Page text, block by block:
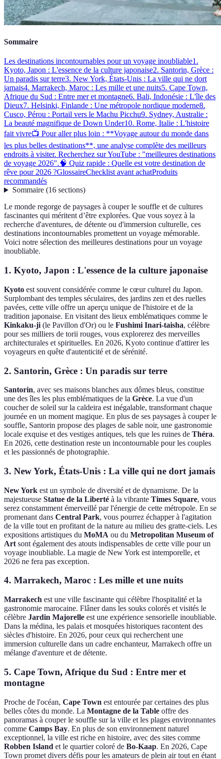
Sommaire
Les destinations incontournables pour un voyage inoubliable1.
Kyoto, Japon : L'essence de la culture japonaise2. Santorin, Grèce :
Un paradis sur terre3. New York, États-Unis : La ville qui ne dort
jamais4. Marrakech, Maroc : Les mille et une nuits5. Cape Town,
Afrique du Sud : Entre mer et montagne6. Bali, Indonésie : L'île des
Dieux7. Helsinki, Finlande : Une métropole nordique moderne8.
Cusco, Pérou : Portail vers le Machu Picchu9. Sydney, Australie :
La beauté magnifique de Down Under10. Rome, Italie : L'histoire
fait vivre📺 Pour aller plus loin : **Voyage autour du monde dans
les plus belles destinations**, une analyse complète des meilleurs
endroits à visiter. Recherchez sur YouTube : "meilleures destinations
de voyage 2026".🧠 Quiz rapide : Quelle est votre destination de
rêve pour 2026 ?GlossaireChecklist avant achatProduits
recommandés
Sommaire(16 sections)
Le monde regorge de paysages à couper le souffle et de cultures
fascinantes qui méritent d’être explorées. Que vous soyez à la
recherche d'aventures, de détente ou d'immersion culturelle, ces
destinations incontournables promettent un voyage mémorable.
Voici notre sélection des meilleures destinations pour un voyage
inoubliable.
1. Kyoto, Japon : L'essence de la culture japonaise
Kyoto est souvent considérée comme le cœur culturel du Japon.
Surplombant des temples séculaires, des jardins zen et des ruelles
pavées, cette ville offre un aperçu unique de l'histoire et de la
tradition japonaise. En visitant des lieux emblématiques comme le
Kinkaku-ji (le Pavillon d'Or) ou le Fushimi Inari-taisha, célèbre
pour ses milliers de torii rouges, vous explorerez des merveilles
architecturales et spirituelles. En 2026, Kyoto continue d'attirer les
voyageurs en quête d'autenticité et de sérénité.
2. Santorin, Grèce : Un paradis sur terre
Santorin, avec ses maisons blanches aux dômes bleus, constitue
une des îles les plus emblématiques de la Grèce. La vue d'un
coucher de soleil sur la caldeira est inégalable, transformant chaque
journée en un moment magique. En plus de ses paysages à couper le
souffle, Santorin propose des plages de sable noir, une gastronomie
locale exquise et des vestiges antiques, tels que les ruines de Théra.
En 2026, cette destination reste un incontournable pour les couples
et les passionnés de photographie.
3. New York, États-Unis : La ville qui ne dort jamais
New York est un symbole de diversité et de dynamisme. De la
majestueuse Statue de la Liberté à la vibrante Times Square, vous
serez constamment émerveillé par l'énergie de cette métropole. En se
promenant dans Central Park, vous pourrez échapper à l'agitation
de la ville tout en profitant de la nature au milieu des gratte-ciels. Les
expositions artistiques du MoMA ou du Metropolitan Museum of
Art sont également des atouts indispensables de cette ville pour un
voyage inoubliable. La magie de New York est intemporelle, et
2026 ne fera pas exception.
4. Marrakech, Maroc : Les mille et une nuits
Marrakech est une ville fascinante qui célèbre l'hospitalité et la
gastronomie marocaine. Flâner dans les souks colorés et visités le
célèbre Jardin Majorelle est une expérience sensorielle inoubliable.
Dans la médina, les palais et mosquées historiques racontent des
siècles d'histoire. En 2026, pour ceux qui recherchent une
immersion culturelle dans un cadre enchanteur, Marrakech offre un
mélange d'aventure et de détente.
5. Cape Town, Afrique du Sud : Entre mer et
montagne
Proche de l'océan, Cape Town est entourée par certaines des plus
belles côtes du monde. La Montagne de la Table offre des
panoramas à couper le souffle sur la ville et les plages environnantes
comme Camps Bay. En plus de son environnement naturel
exceptionnel, la ville est riche en histoire, avec des sites comme
Robben Island et le quartier coloré de Bo-Kaap. En 2026, Cape
Town promet divers défis pour les amateurs de plein air tout en étant